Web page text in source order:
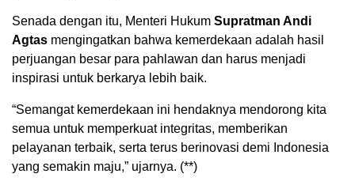
Senada dengan itu, Menteri Hukum Supratman Andi
Agtas mengingatkan bahwa kemerdekaan adalah hasil
perjuangan besar para pahlawan dan harus menjadi
inspirasi untuk berkarya lebih baik.
“Semangat kemerdekaan ini hendaknya mendorong kita
semua untuk memperkuat integritas, memberikan
pelayanan terbaik, serta terus berinovasi demi Indonesia
yang semakin maju,” ujarnya. (**)